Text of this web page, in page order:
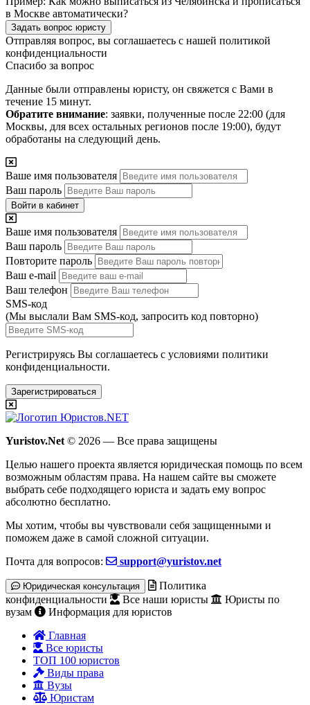
в Москве автоматически?
Задать вопрос юристу
Отправляя вопрос, вы соглашаетесь с нашей политикой
конфиденциальности
Спасибо за вопрос
Данные были отправлены юристу, он свяжется с Вами в
течение 15 минут.
Обратите внимание: заявки, полученные после 22:00 (для
Москвы, для всех остальных регионов после 19:00), будут
обработаны на следующий день.
Ваше имя пользователя
Ваш пароль
Войти в кабинет
Ваше имя пользователя
Ваш пароль
Повторите пароль
Ваш e-mail
Ваш телефон
SMS-код
(Мы выслали Вам SMS-код, запросить код повторно)
Регистрируясь Вы соглашаетесь с условиями политики
конфиденциальности.
Зарегистрироваться
Yuristov.Net © 2026 — Все права защищены
Целью нашего проекта является юридическая помощь по всем
возможным областям права. На нашем сайте вы сможете
выбрать себе подходящего юриста и задать ему вопрос
абсолютно бесплатно.
Мы хотим, чтобы вы чувствовали себя защищенными и
поможем даже в самой сложной ситуации.
Почта для вопросов:
support@yuristov.net
Юридическая консультация
Политика
конфиденциальности
Все наши юристы
Юристы по
вузам
Информация для юристов
Главная
Все юристы
ТОП 100 юристов
Виды права
Вузы
Юристам